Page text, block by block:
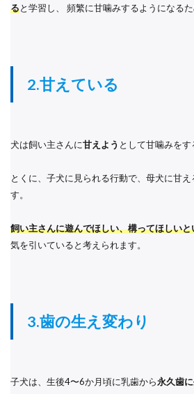
ると学習し、 頻繁に甘噛みするようになるた
2.甘えている
犬は飼い主さんに甘えよう として甘噛みをす
とくに、子犬に見られる行動で、母犬に甘
す。
飼い主さんに遊んでほしい、構ってほしいと
気を引いていると考えられます。
3.歯の生え変わり
子犬は、生後4〜6か月頃に乳歯から永久歯